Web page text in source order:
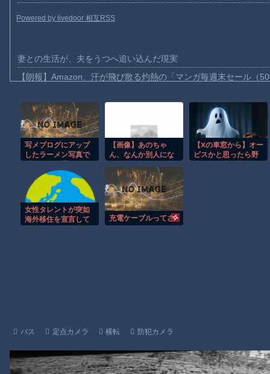
Powered by livedoor 相互RSS
妻との生活が、夫をうつへ追い込んだ現実
【朗報】Amazon、汗が飛び散る灼熱の「マンガ毎週末セール（
子供向け漫画、謎の闇の大会に参加しがち問題
【動画】ロシアの空挺兵、パラシュートが開かずに墜落してしま
【動画】両方馬鹿（笑）ミニストップでトラックと衝突したドラ
【動画】野菜売りのおじさんにドローンを特攻させるおそロシア
【朗報】大人気漫画「GANTZ」がAmazonでなんと全巻100円ｗ
まだ墓石があるだけマシと見るべきか。今はもう合葬墓ばかり
写メブログにアップ
したラーメン写真で
い込まれ、普通の食
堂のラーメンを食べ
た知人に『資格な
い！』と学食で怒鳴
られた話
【画像】あのちゃ
ん、なんか別人にな
【Xの車窓から】オー
ビスかと思ったら野
女性タレントが突如
海外移住を宣言して
充電ケーブルってさ
バス 定点カメラ 横転 防犯カメラ